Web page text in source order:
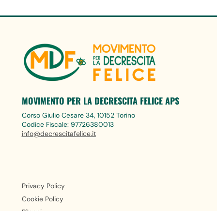
MOVIMENTO PER LA DECRESCITA FELICE APS
Corso Giulio Cesare 34, 10152 Torino
Codice Fiscale: 97726380013
info@decrescitafelice.it
Privacy Policy
Cookie Policy